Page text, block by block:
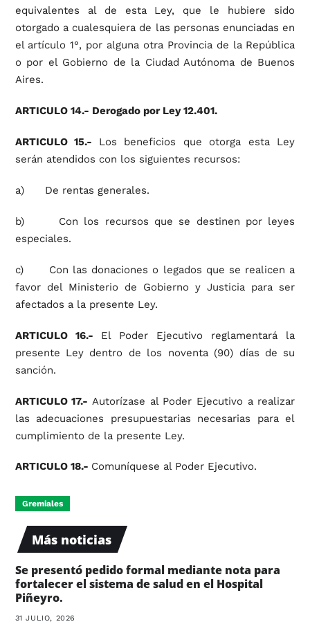
equivalentes al de esta Ley, que le hubiere sido
otorgado a cualesquiera de las personas enunciadas en
el artículo 1°, por alguna otra Provincia de la República
o por el Gobierno de la Ciudad Autónoma de Buenos
Aires.
ARTICULO 14.- Derogado por Ley 12.401.
ARTICULO 15.- Los beneficios que otorga esta Ley
serán atendidos con los siguientes recursos:
a) De rentas generales.
b) Con los recursos que se destinen por leyes
especiales.
c) Con las donaciones o legados que se realicen a
favor del Ministerio de Gobierno y Justicia para ser
afectados a la presente Ley.
ARTICULO 16.- El Poder Ejecutivo reglamentará la
presente Ley dentro de los noventa (90) días de su
sanción.
ARTICULO 17.- Autorízase al Poder Ejecutivo a realizar
las adecuaciones presupuestarias necesarias para el
cumplimiento de la presente Ley.
ARTICULO 18.- Comuníquese al Poder Ejecutivo.
Gremiales
Más noticias
Se presentó pedido formal mediante nota para
fortalecer el sistema de salud en el Hospital
Piñeyro.
31 JULIO, 2026